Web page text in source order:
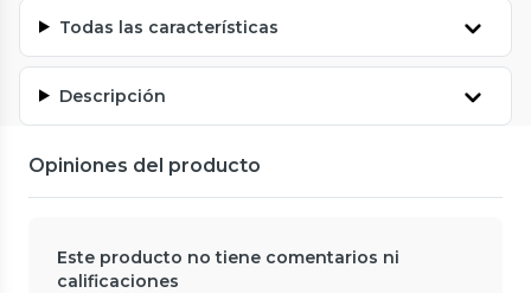
Todas las características
Descripción
Opiniones del producto
Este producto no tiene comentarios ni
calificaciones